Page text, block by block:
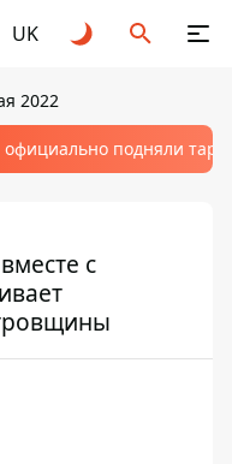
UK
2022
подняли
с